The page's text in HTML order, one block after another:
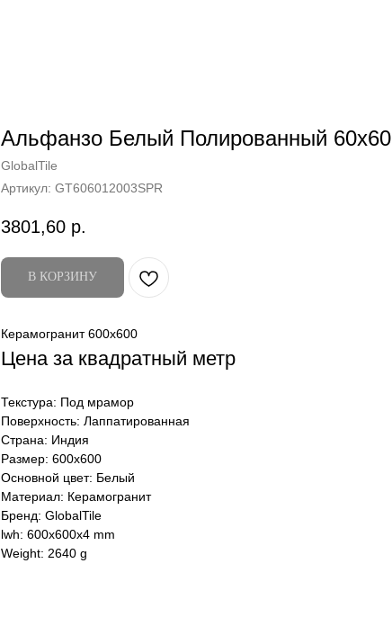
Альфанзо Белый Полированный 60x60
GlobalTile
Артикул: GT606012003SPR
3801,60 р.
В КОРЗИНУ
Керамогранит 600x600
Цена за квадратный метр
Текстура: Под мрамор
Поверхность: Лаппатированная
Страна: Индия
Размер: 600x600
Основной цвет: Белый
Материал: Керамогранит
Бренд: GlobalTile
lwh: 600x600x4 mm
Weight: 2640 g